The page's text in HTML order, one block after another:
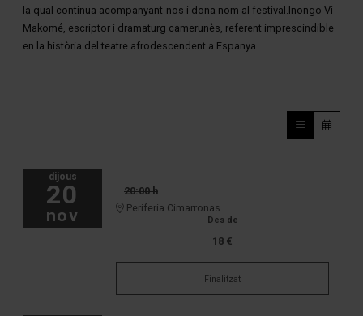
la qual continua acompanyant-nos i dona nom al festival.Inongo Vi-
Makomé, escriptor i dramaturg camerunès, referent imprescindible
en la història del teatre afrodescendent a Espanya.
dijous
20
nov
20:00 h
Periferia Cimarronas
Des de
18 €
Finalitzat